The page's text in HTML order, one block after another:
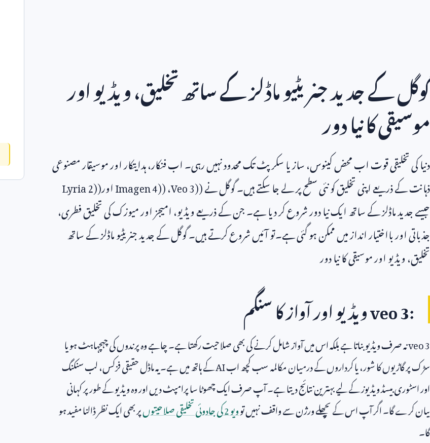
گوگل کے جدید جنریٹیو ماڈلز کے ساتھ تخلیق، ویڈیو اور
موسیقی کا نیا دور
دنیا کی تخلیقی قوت اب محض کینوس، ساز یا سکرپٹ تک محدود نہیں رہی۔ اب فنکار، ہدایتکار اور موسیقار مصنوعی
ذہانت کے ذریعے اپنی تخلیق کو نئی سطح پر لے جا سکتے ہیں۔ گوگل نے (Veo 3)، (Imagen 4)اور(Lyria 2)
جیسے جدید ماڈلز کے ساتھ ایک نیا دور شروع کر دیا ہے۔ جن کے ذریعے ویڈیو، امیجز اور میوزک کی تخلیق فطری،
جذباتی اور بااختیار انداز میں ممکن ہو گئی ہے۔تو آئیں شروع کرتے ہیں۔ گوگل کے جدید جنریٹیو ماڈلز کے ساتھ
تخلیق، ویڈیو اور موسیقی کا نیا دور
veo 3:ویڈیو اور آواز کا سنگم
veo 3نہ صرف ویڈیو بناتا ہے بلکہ اس میں آواز شامل کرنے کی بھی صلاحیت رکھتا ہے۔ چاہے وہ پرندوں کی چہچہاہٹ ہو یا
سڑک پر گاڑیوں کا شور، یا کرداروں کے درمیان مکالمہ سب کچھ ابAIکے ہاتھ میں ہے۔ یہ ماڈل حقیقی فزکس، لب سنکنگ
اور اسٹوری بیسڈ ویڈیوز کے لیے بہترین نتائج دیتا ہے۔ آپ صرف ایک چھوٹا سا پرامپٹ دیں اور وہ ویڈیو کے طور پر کہانی
بیان کرے گا۔ اگر آپ اس کے پچھلے ورژن سے واقف نہیں توویو2کی جادوئی تخلیقی صلاحیتوںپر بھی ایک نظر ڈالنا مفید ہو
گا۔